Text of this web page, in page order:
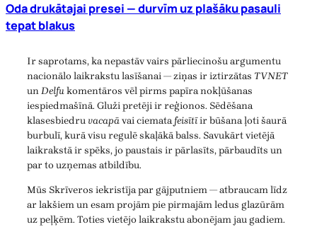
Oda drukātajai presei — durvīm uz plašāku pasauli
tepat blakus
Ir saprotams, ka nepastāv vairs pārliecinošu argumentu
nacionālo laikrakstu lasīšanai — ziņas ir iztirzātas TVNET
unDelfukomentāros vēl pirms papīra nokļūšanas
iespiedmašīnā. Gluži pretēji ir reģionos. Sēdēšana
klasesbiedruvacapāvai ciematafeisītīir būšana ļoti šaurā
burbulī, kurā visu regulē skaļākā balss. Savukārt vietējā
laikrakstā ir spēks, jo paustais ir pārlasīts, pārbaudīts un
par to uzņemas atbildību.
Mūs Skrīveros iekristīja par gājputniem — atbraucam līdz
ar lakšiem un esam projām pie pirmajām ledus glazūrām
uz peļķēm. Toties vietējo laikrakstu abonējam jau gadiem.